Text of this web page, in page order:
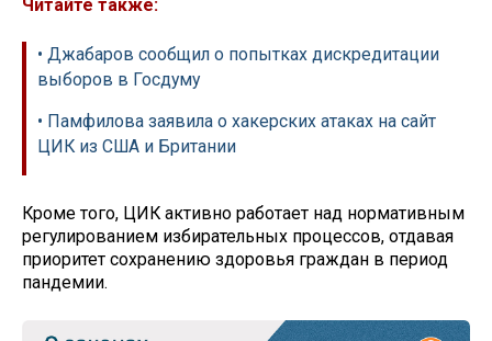
Читайте также:
• Джабаров сообщил о попытках дискредитации
выборов в Госдуму
• Памфилова заявила о хакерских атаках на сайт
ЦИК из США и Британии
Кроме того, ЦИК активно работает над нормативным
регулированием избирательных процессов, отдавая
приоритет сохранению здоровья граждан в период
пандемии.